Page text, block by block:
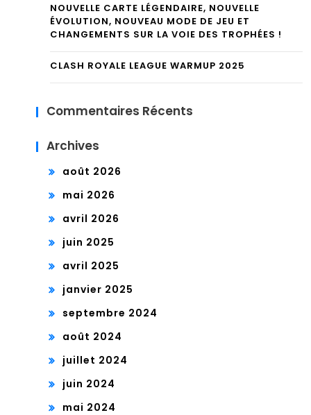
NOUVELLE CARTE LÉGENDAIRE, NOUVELLE
ÉVOLUTION, NOUVEAU MODE DE JEU ET
CHANGEMENTS SUR LA VOIE DES TROPHÉES !
CLASH ROYALE LEAGUE WARMUP 2025
Commentaires Récents
Archives
août 2026
mai 2026
avril 2026
juin 2025
avril 2025
janvier 2025
septembre 2024
août 2024
juillet 2024
juin 2024
mai 2024